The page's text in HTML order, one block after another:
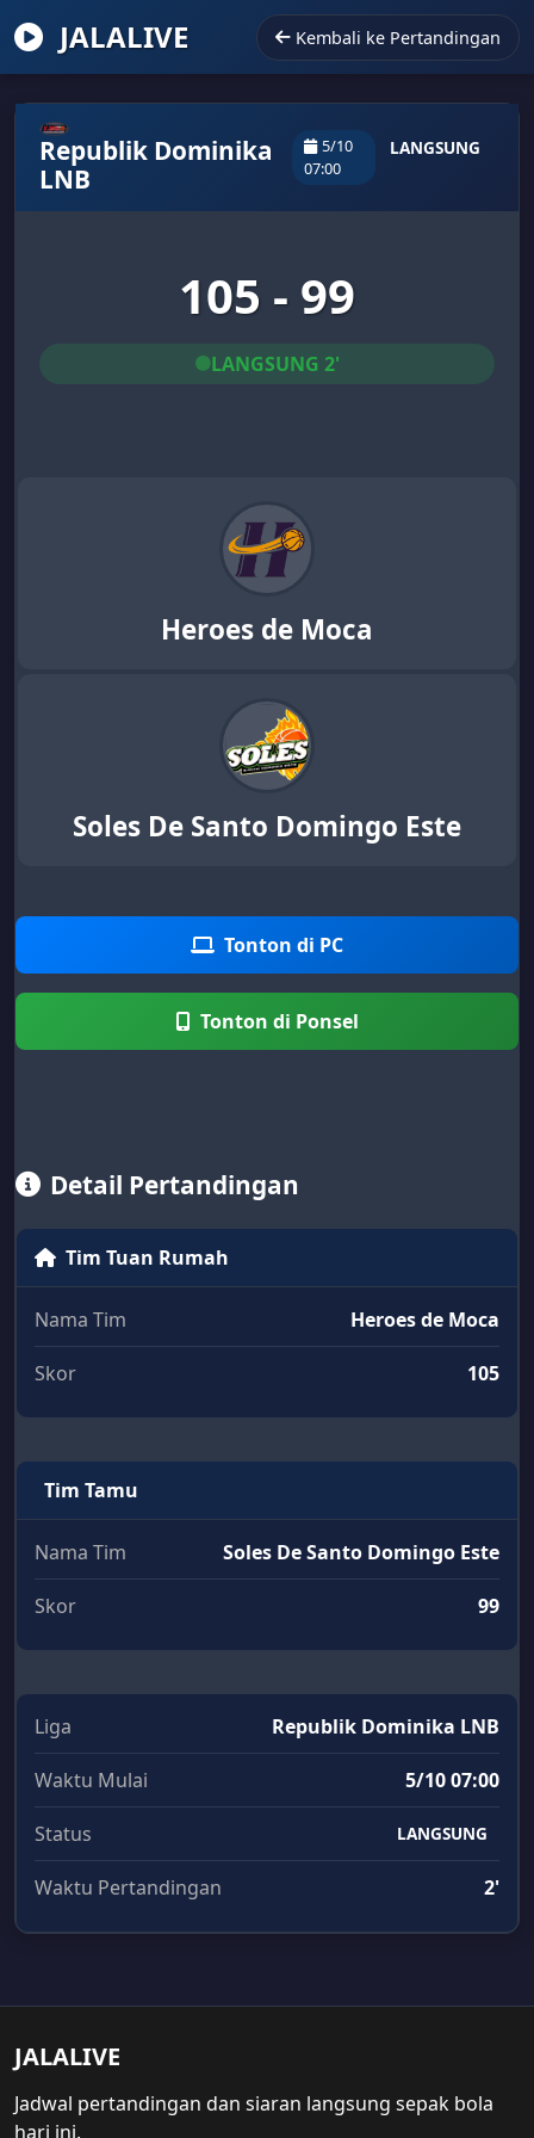
JALALIVE Kembali ke Pertandingan
Republik Dominika
LNB
5/10
07:00
LANGSUNG
Heroes de Moca
105 - 99
LANGSUNG 2'
Soles De Santo Domingo Este
Tonton di PC
Tonton di Ponsel
Detail Pertandingan
Tim Tuan Rumah
Nama Tim Heroes de Moca
Skor 105
Tim Tamu
Nama Tim Soles De Santo Domingo Este
Skor 99
Liga Republik Dominika LNB
Waktu Mulai 5/10 07:00
Status LANGSUNG
Waktu Pertandingan 2'
JALALIVE
Jadwal pertandingan dan siaran langsung sepak bola
hari ini.